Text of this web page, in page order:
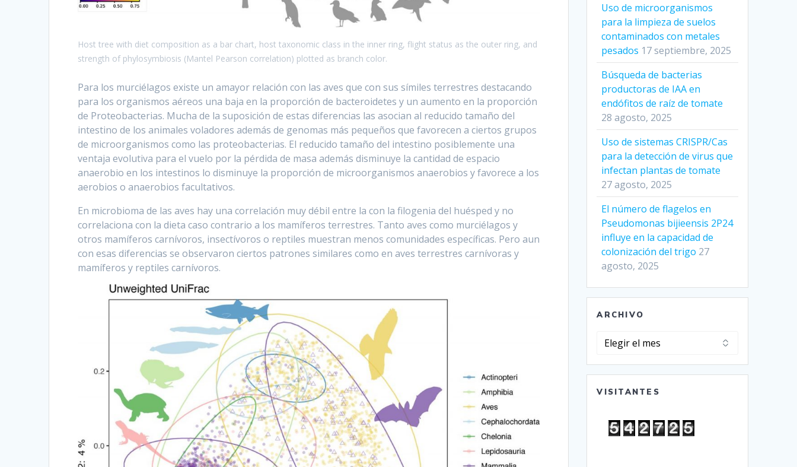
Host tree with diet composition as a bar chart, host taxonomic class in the inner ring, flight status as the outer ring, and
strength of phylosymbiosis (Mantel Pearson correlation) plotted as branch color.
Para los murciélagos existe un amayor relación con las aves que con sus símiles terrestres destacando
para los organismos aéreos una baja en la proporción de bacteroidetes y un aumento en la proporción
de Proteobacterias. Mucha de la suposición de estas diferencias las asocian al reducido tamaño del
intestino de los animales voladores además de genomas más pequeños que favorecen a ciertos grupos
de microorganismos como las proteobacterias. El reducido tamaño del intestino posiblemente una
ventaja evolutiva para el vuelo por la pérdida de masa además disminuye la cantidad de espacio
anaerobio en los intestinos lo disminuye la proporción de microorganismos anaerobios y favorece a los
aerobios o anaerobios facultativos.
En microbioma de las aves hay una correlación muy débil entre la con la filogenia del huésped y no
correlaciona con la dieta caso contrario a los mamíferos terrestres. Tanto aves como murciélagos y
otros mamíferos carnívoros, insectívoros o reptiles muestran menos comunidades específicas. Pero aun
con esas diferencias se observaron ciertos patrones similares como en aves terrestres carnívoras y
mamíferos y reptiles carnívoros.
Uso de microorganismos
para la limpieza de suelos
contaminados con metales
pesados 17 septiembre, 2025
Búsqueda de bacterias
productoras de IAA en
endófitos de raíz de tomate
28 agosto, 2025
Uso de sistemas CRISPR/Cas
para la detección de virus que
infectan plantas de tomate
27 agosto, 2025
El número de flagelos en
Pseudomonas bijieensis 2P24
influye en la capacidad de
colonización del trigo 27
agosto, 2025
ARCHIVO
Archivo
VISITANTES